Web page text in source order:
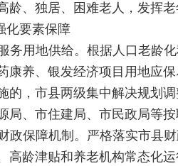
龄、独居、困难老人，发挥
化要素保障
务用地供给。根据人口老龄
康养、银发经济项目用地应
的，市县两级集中解决规划
局、市住建局、市民政局等
政保障机制。严格落实市县
高龄津贴和养老机构常态化